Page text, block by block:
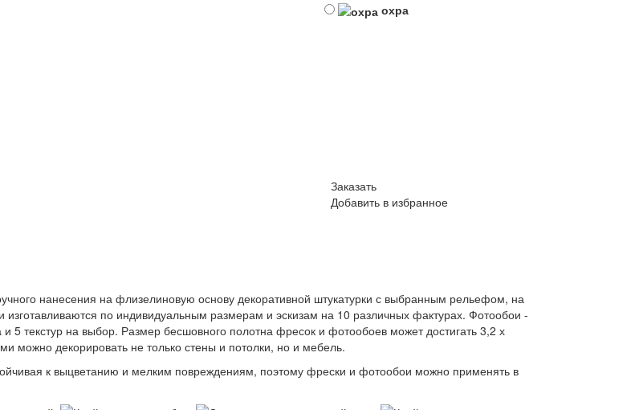
охра
Заказать
Добавить в избранное
нанесения на флизелиновую основу декоративной штукатурки с выбранным рельефом, на
по индивидуальным размерам и эскизам на 10 различных фактурах. Фотообои -
5 текстур на выбор. Размер бесшовного полотна фресок и фотообоев может достигать 3,2 х
можно декорировать не только стены и потолки, но и мебель.
к выцветанию и мелким повреждениям, поэтому фрески и фотообои можно применять в